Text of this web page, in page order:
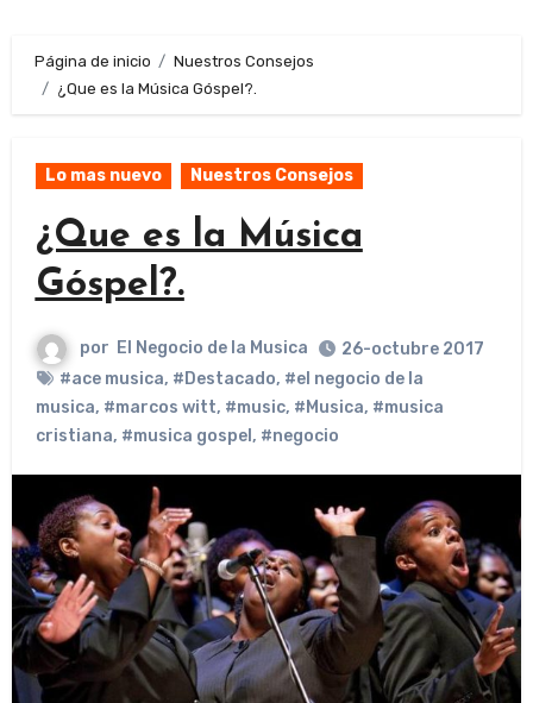
Página de inicio
Nuestros Consejos
¿Que es la Música Góspel?.
Lo mas nuevo Nuestros Consejos
¿Que es la Música
Góspel?.
por El Negocio de la Musica
26-octubre 2017
#ace musica, #Destacado, #el negocio de la
musica, #marcos witt, #music, #Musica, #musica
cristiana, #musica gospel , #negocio